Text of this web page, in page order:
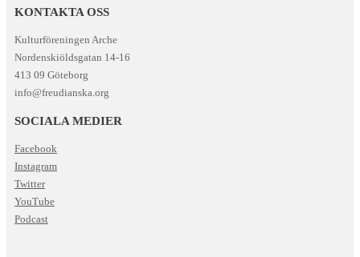
KONTAKTA OSS
Kulturföreningen Arche
Nordenskiöldsgatan 14-16
413 09 Göteborg
info@freudianska.org
SOCIALA MEDIER
Facebook
Instagram
Twitter
YouTube
Podcast